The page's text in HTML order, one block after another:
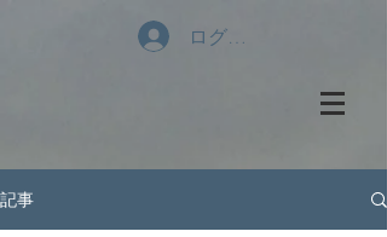
ログイン
記事